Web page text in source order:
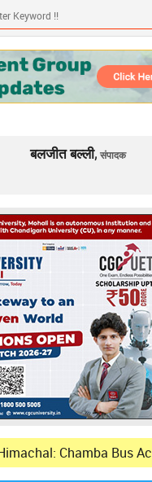
बलजीत बल्ली, संपादक
Bus Accident :